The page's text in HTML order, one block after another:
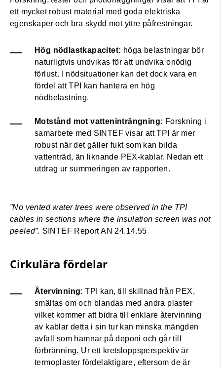
ett mycket robust material med goda elektriska
egenskaper och bra skydd mot yttre påfrestningar.
Hög nödlastkapacitet: höga belastningar bör
naturligtvis undvikas för att undvika onödig
förlust. I nödsituationer kan det dock vara en
fördel att TPI kan hantera en hög
nödbelastning.
Motstånd mot vatteninträngning: Forskning i
samarbete med SINTEF visar att TPI är mer
robust när det gäller fukt som kan bilda
vattenträd, än liknande PEX-kablar. Nedan ett
utdrag ur summeringen av rapporten.
”No vented water trees were observed in the TPI
cables in sections where the insulation screen was not
peeled”. SINTEF Report AN 24.14.55
Cirkulära fördelar
Återvinning: TPI kan, till skillnad från PEX,
smältas om och blandas med andra plaster
vilket kommer att bidra till enklare återvinning
av kablar detta i sin tur kan minska mängden
avfall som hamnar på deponi och går till
förbränning. Ur ett kretsloppsperspektiv är
termoplaster fördelaktigare, eftersom de är